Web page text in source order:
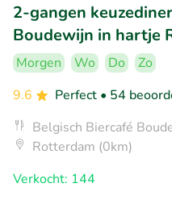
2-gangen
Boudewijn in hartje
Morgen Wo Do
Zo
9.6
Perfect • 54
Belgisch Biercafé
Rotterdam (0km)
Verkocht: 144